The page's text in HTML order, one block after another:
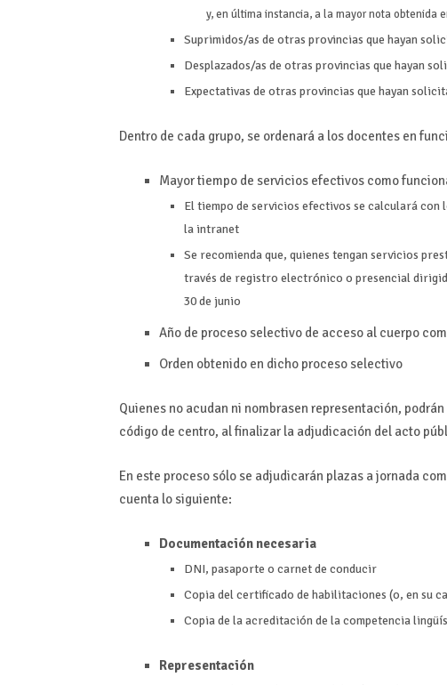
y, en última instancia, a la mayor nota obtenida
Suprimidos/as de otras provincias que hayan
Desplazados/as de otras provincias que hayan
Expectativas de otras provincias que hayan
Dentro de cada grupo, se ordenará a los docentes en
Mayor tiempo de servicios efectivos como
El tiempo de servicios efectivos se calculará con
la intranet
Se recomienda que, quienes tengan servicios
través de registro electrónico o presencial
30 de junio
Año de proceso selectivo de acceso al cuerpo
Orden obtenido en dicho proceso selectivo
Quienes no acudan ni nombrasen representación,
código de centro, al finalizar la adjudicación del acto
En este proceso sólo se adjudicarán plazas a jornada
cuenta lo siguiente:
Documentación necesaria
DNI, pasaporte o carnet de conducir
Copia del certificado de habilitaciones (o, en su
Copia de la acreditación de la competencia
Representación